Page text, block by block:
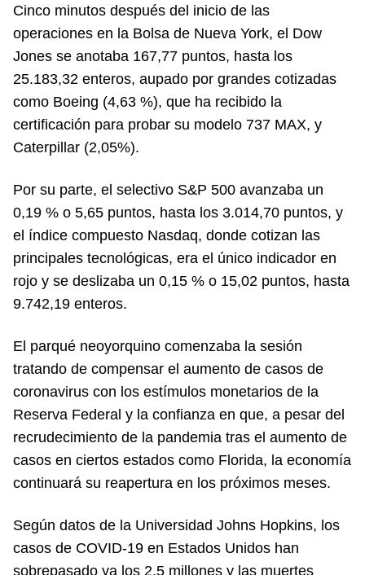
Cinco minutos después del inicio de las
operaciones en la Bolsa de Nueva York, el Dow
Jones se anotaba 167,77 puntos, hasta los
25.183,32 enteros, aupado por grandes cotizadas
como Boeing (4,63 %), que ha recibido la
certificación para probar su modelo 737 MAX, y
Caterpillar (2,05%).
Por su parte, el selectivo S&P 500 avanzaba un
0,19 % o 5,65 puntos, hasta los 3.014,70 puntos, y
el índice compuesto Nasdaq, donde cotizan las
principales tecnológicas, era el único indicador en
rojo y se deslizaba un 0,15 % o 15,02 puntos, hasta
9.742,19 enteros.
El parqué neoyorquino comenzaba la sesión
tratando de compensar el aumento de casos de
coronavirus con los estímulos monetarios de la
Reserva Federal y la confianza en que, a pesar del
recrudecimiento de la pandemia tras el aumento de
casos en ciertos estados como Florida, la economía
continuará su reapertura en los próximos meses.
Según datos de la Universidad Johns Hopkins, los
casos de COVID-19 en Estados Unidos han
sobrepasado ya los 2,5 millones y las muertes